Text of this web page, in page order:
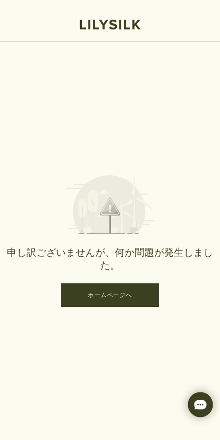
申し訳ございませんが、何か問題が発生しまし
た。
ホームページへ